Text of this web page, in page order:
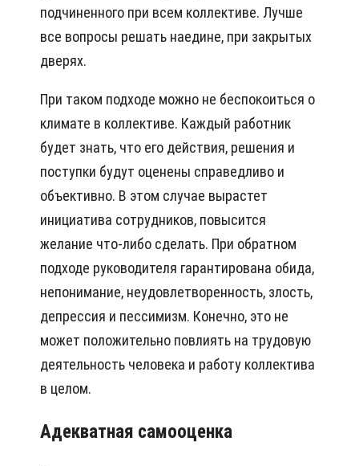
подчиненного при всем коллективе. Лучше
все вопросы решать наедине, при закрытых
дверях.
При таком подходе можно не беспокоиться о
климате в коллективе. Каждый работник
будет знать, что его действия, решения и
поступки будут оценены справедливо и
объективно. В этом случае вырастет
инициатива сотрудников, повысится
желание что-либо сделать. При обратном
подходе руководителя гарантирована обида,
непонимание, неудовлетворенность, злость,
депрессия и пессимизм. Конечно, это не
может положительно повлиять на трудовую
деятельность человека и работу коллектива
в целом.
Адекватная самооценка